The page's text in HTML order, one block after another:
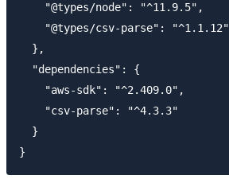
    "@types/node": "^11.9.5",
    "@types/csv-parse": "^1.1.12"
  },
  "dependencies": {
    "aws-sdk": "^2.409.0",
    "csv-parse": "^4.3.3"
  }